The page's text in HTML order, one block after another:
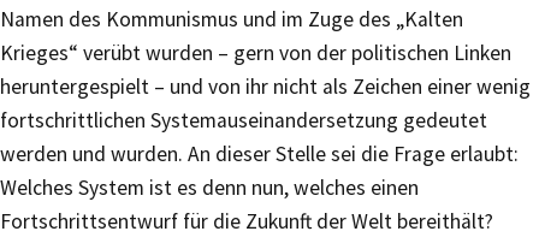
Namen des Kommunismus und im Zuge des „Kalten
Krieges“ verübt wurden – gern von der politischen Linken
heruntergespielt – und von ihr nicht als Zeichen einer wenig
fortschrittlichen Systemauseinandersetzung gedeutet
werden und wurden. An dieser Stelle sei die Frage erlaubt:
Welches System ist es denn nun, welches einen
Fortschrittsentwurf für die Zukunft der Welt bereithält?